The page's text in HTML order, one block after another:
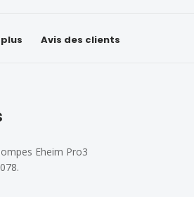
Avis des clients
Eheim Pro3